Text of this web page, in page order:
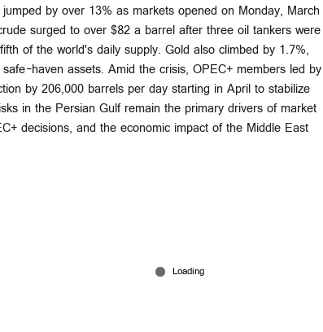
by over 13% as markets opened on Monday, March
surged to over $82 a barrel after three oil tankers were
of the world's daily supply. Gold also climbed by 1.7%,
haven assets. Amid the crisis, OPEC+ members led by
by 206,000 barrels per day starting in April to stabilize
in the Persian Gulf remain the primary drivers of market
decisions, and the economic impact of the Middle East